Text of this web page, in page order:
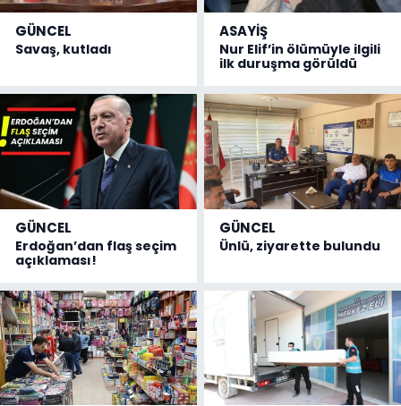
GÜNCEL
Savaş, kutladı
ASAYİŞ
Nur Elif’in ölümüyle ilgili
ilk duruşma görüldü
GÜNCEL
Erdoğan’dan flaş seçim
açıklaması!
GÜNCEL
Ünlü, ziyarette bulundu